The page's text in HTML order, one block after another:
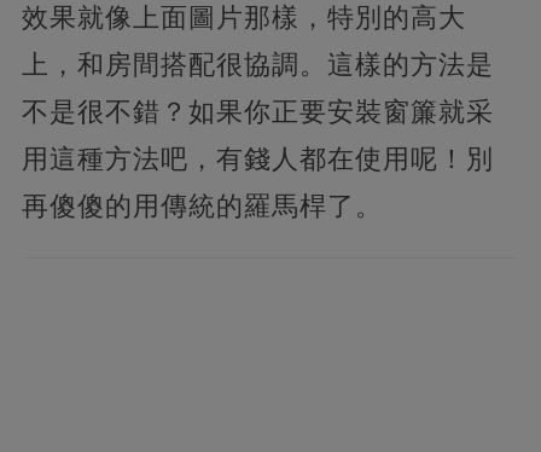
效果就像上面圖片那樣，特別的高大
上，和房間搭配很協調。這樣的方法是
不是很不錯？如果你正要安裝窗簾就采
用這種方法吧，有錢人都在使用呢！別
再傻傻的用傳統的羅馬桿了。